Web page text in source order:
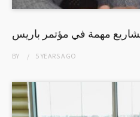
مهمة في مؤتمر باريس
BY 5 YEARSAGO